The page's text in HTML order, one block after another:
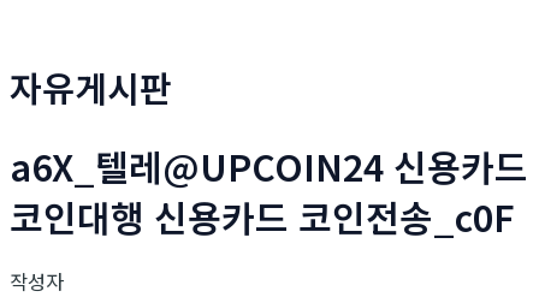
자유게시판
a6X_텔레@UPCOIN24 신용카드
코인대행 신용카드 코인전송_c0F
작성자